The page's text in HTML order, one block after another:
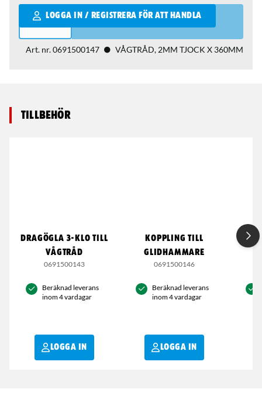
LOGGA IN / REGISTRERA FÖR ATT HANDLA
Qantity
Art. nr.0691500147 VÅGTRÅD, 2MM TJOCK X 360MM
Tillbehör
DRAGÖGLA 3-KLO TILL
VÅGTRÅD
0691500143
Beräknad leverans
inom 4 vardagar
LOGGA IN
KOPPLING TILL
GLIDHAMMARE
0691500146
Beräknad leverans
inom 4 vardagar
LOGGA IN